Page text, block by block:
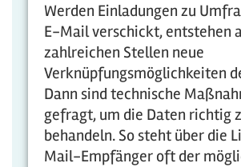
Werden Einladungen zu
E-Mail verschickt, entstehen
zahlreichen Stellen neue
Verknüpfungsmöglichkeiten
Dann sind technische
gefragt, um die Daten richtig
behandeln. So steht über die
Mail-Empfänger oft der